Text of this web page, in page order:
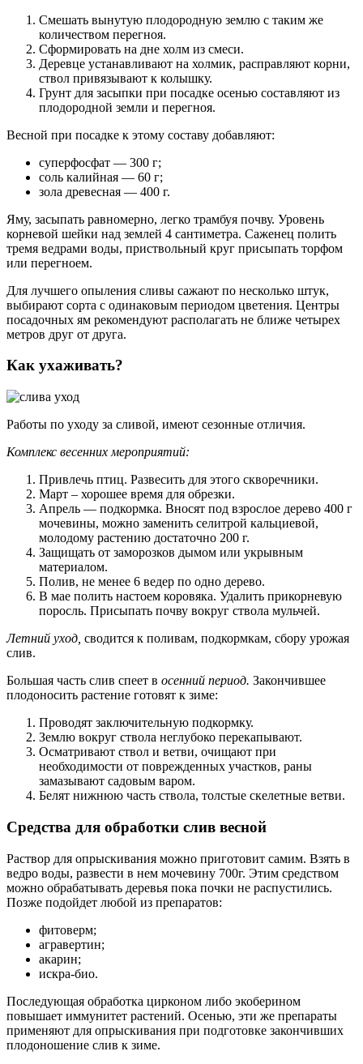
Смешать вынутую плодородную землю с таким же
количеством перегноя.
Сформировать на дне холм из смеси.
Деревце устанавливают на холмик, расправляют корни,
ствол привязывают к колышку.
Грунт для засыпки при посадке осенью составляют из
плодородной земли и перегноя.
Весной при посадке к этому составу добавляют:
суперфосфат — 300 г;
соль калийная — 60 г;
зола древесная — 400 г.
Яму, засыпать равномерно, легко трамбуя почву. Уровень
корневой шейки над землей 4 сантиметра. Саженец полить
тремя ведрами воды, приствольный круг присыпать торфом
или перегноем.
Для лучшего опыления сливы сажают по несколько штук,
выбирают сорта с одинаковым периодом цветения. Центры
посадочных ям рекомендуют располагать не ближе четырех
метров друг от друга.
Как ухаживать?
Работы по уходу за сливой, имеют сезонные отличия.
Комплекс весенних мероприятий:
Привлечь птиц. Развесить для этого скворечники.
Март – хорошее время для обрезки.
Апрель — подкормка. Вносят под взрослое дерево 400 г
мочевины, можно заменить селитрой кальциевой,
молодому растению достаточно 200 г.
Защищать от заморозков дымом или укрывным
материалом.
Полив, не менее 6 ведер по одно дерево.
В мае полить настоем коровяка. Удалить прикорневую
поросль. Присыпать почву вокруг ствола мульчей.
Летний уход, сводится к поливам, подкормкам, сбору урожая
слив.
Большая часть слив спеет в осенний период. Закончившее
плодоносить растение готовят к зиме:
Проводят заключительную подкормку.
Землю вокруг ствола неглубоко перекапывают.
Осматривают ствол и ветви, очищают при
необходимости от поврежденных участков, раны
замазывают садовым варом.
Белят нижнюю часть ствола, толстые скелетные ветви.
Средства для обработки слив весной
Раствор для опрыскивания можно приготовит самим. Взять в
ведро воды, развести в нем мочевину 700г. Этим средством
можно обрабатывать деревья пока почки не распустились.
Позже подойдет любой из препаратов:
фитоверм;
агравертин;
акарин;
искра-био.
Последующая обработка цирконом либо экоберином
повышает иммунитет растений. Осенью, эти же препараты
применяют для опрыскивания при подготовке закончивших
плодоношение слив к зиме.